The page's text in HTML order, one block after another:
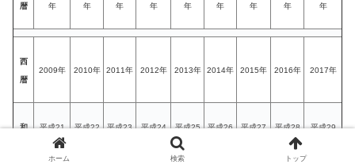
暦 年 年 年 年 年 年 年 年 年
西
暦
2009年 2010年 2011年 2012年 2013年 2014年 2015年 2016年 2017年
和 平成21
年
平成22 平成23 平成24 平成25 平成26 平成27 平成28
年
平成29
ホーム 検索 トップ